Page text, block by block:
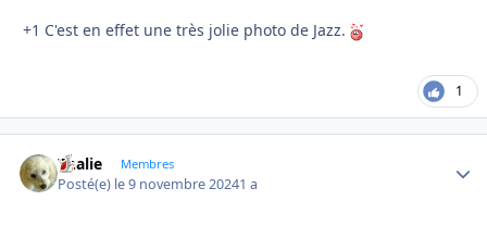
+1 C'est en effet une très jolie photo de Jazz.
1
Thalie Membres
Posté(e) le 9 novembre 20241 a